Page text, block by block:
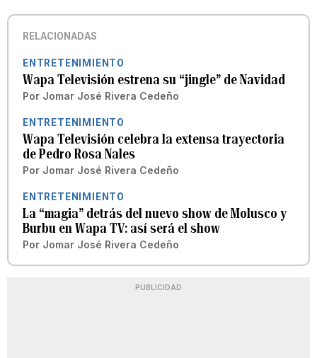
RELACIONADAS
ENTRETENIMIENTO
Wapa Televisión estrena su “jingle” de Navidad
Por Jomar José Rivera Cedeño
ENTRETENIMIENTO
Wapa Televisión celebra la extensa trayectoria
de Pedro Rosa Nales
Por Jomar José Rivera Cedeño
ENTRETENIMIENTO
La “magia” detrás del nuevo show de Molusco y
Burbu en Wapa TV: así será el show
Por Jomar José Rivera Cedeño
PUBLICIDAD